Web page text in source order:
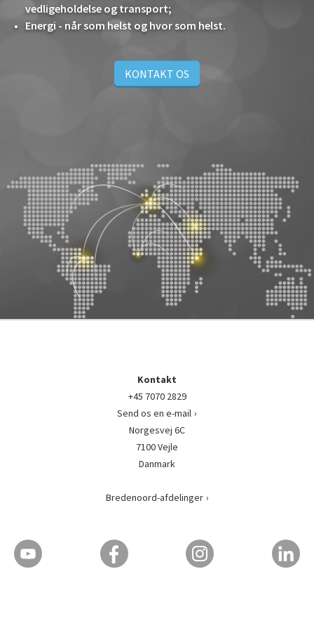
vedligeholdelse og transport;
Energi - når som helst og hvor som helst.
KONTAKT OS
Kontakt
+45 7070 2829
Send os en e-mail
Norgesvej 6C
7100 Vejle
Danmark
Bredenoord-afdelinger